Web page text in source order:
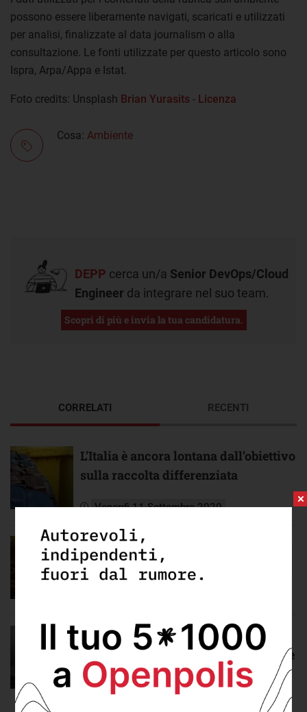
possono essere liberamente navigati, scaricati e utilizzati
per analisi, finalizzate al data journalism o alla
consultazione. Le fonti utilizzate per questo articolo sono
Ispra, Arpa/Appa e Istat.
Foto credits: Unsplash Brian Yurasits - Licenza
Cosa: Ambiente
DEPP cerca un/a Senior DevOps/Cloud
Engineer da integrare nel suo team.
Scopri di più e invia la tua candidatura.
CORRELATI
L’Italia è ancora lontana dall’obiettivo
sulla raccolta differenziata
Venerdì 11 Settembre 2020
Il consumo del suolo è un problema,
soprattutto per le aree urbane
È importante tutelare la qualità
dell’aria, specialmente in alcune aree
d’Italia
RECENTI